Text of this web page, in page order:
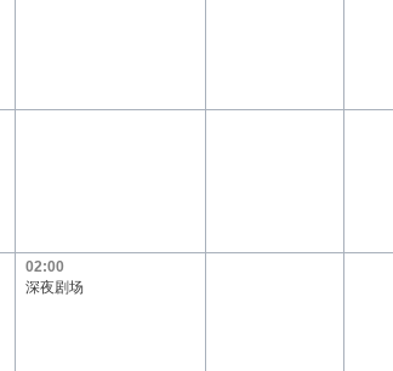
02:00
深夜剧场